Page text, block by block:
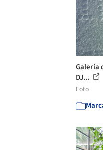
Galería
DJ...
Foto